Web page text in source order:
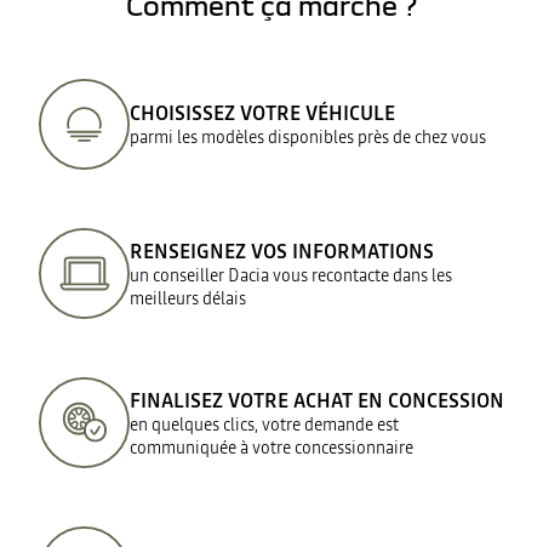
CHOISISSEZ VOTRE VÉHICULE
parmi les modèles disponibles près de chez vous
RENSEIGNEZ VOS INFORMATIONS
un conseiller Dacia vous recontacte dans les
meilleurs délais
FINALISEZ VOTRE ACHAT EN CONCESSION
en quelques clics, votre demande est
communiquée à votre concessionnaire